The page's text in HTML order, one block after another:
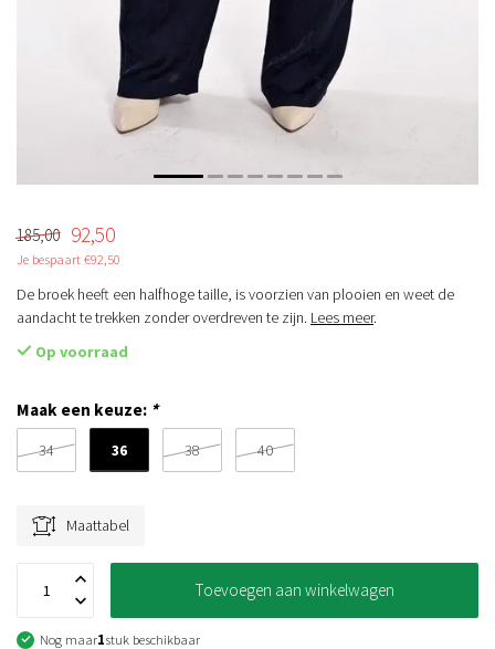
185,00 92,50
Je bespaart €92,50
De broek heeft een halfhoge taille, is voorzien van plooien en weet de
aandacht te trekken zonder overdreven te zijn. Lees meer.
Op voorraad
Maak een keuze: *
34 36 38 40
Maattabel
Toevoegen aan winkelwagen
Nog maar1stuk beschikbaar